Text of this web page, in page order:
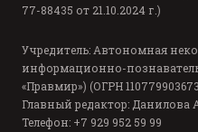
77-88435 от 21.10.2024 г.)
Учредитель: Автономная
информационно-
«Правмир») (ОГРН
Главный редактор: Данилова
Телефон: +7 929 952 59 99